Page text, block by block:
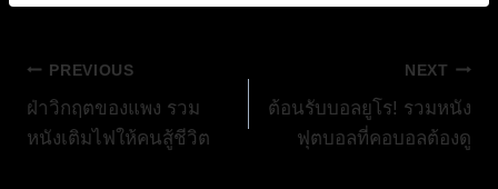
แนะแนว
เรื่อง
PREVIOUS
ฝ่าวิกฤตของแพง รวม
หนังเติมไฟให้คนสู้ชีวิต
NEXT
ต้อนรับบอลยูโร! รวมหนัง
ฟุตบอลที่คอบอลต้องดู